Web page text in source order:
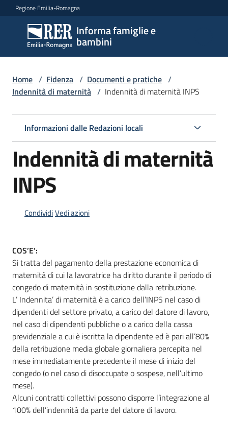
Vai al contenuto
Vai alla navigazione
Vai al footer
Regione Emilia-Romagna
Informa famiglie e
bambini
Informa
famiglie
e
bambini
Argomenti
Servizi
Centri
Informazioni
locali
Newsletter
Home / Fidenza / Documenti e pratiche /
Indennità di maternità / Indennità di maternità INPS
Informazioni dalle Redazioni locali
Indennità di maternità
INPS
CondividiVedi azioni
COS’E’:
Si tratta del pagamento della prestazione economica di
maternità di cui la lavoratrice ha diritto durante il periodo di
congedo di maternità in sostituzione dalla retribuzione.
L’ Indennita’ di maternità è a carico dell’INPS nel caso di
dipendenti del settore privato, a carico del datore di lavoro,
nel caso di dipendenti pubbliche o a carico della cassa
previdenziale a cui è iscritta la dipendente ed è pari all’80%
della retribuzione media globale giornaliera percepita nel
mese immediatamente precedente il mese di inizio del
congedo (o nel caso di disoccupate o sospese, nell’ultimo
mese).
Alcuni contratti collettivi possono disporre l’integrazione al
100% dell’indennità da parte del datore di lavoro.